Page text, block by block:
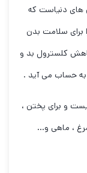
های دنیاست که
برای سلامت بدن
کلسترول بد و
به حساب می آید .
و برای پختن ،
، ماهی و…